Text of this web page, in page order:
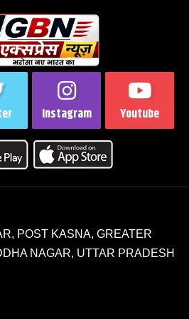
POST KASNA, GREATER
NAGAR, UTTAR PRADESH
Instagram Youtube